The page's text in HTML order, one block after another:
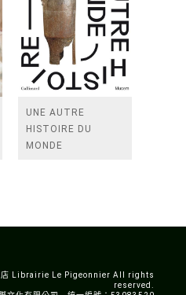
UNE AUTRE
HISTOIRE DU
MONDE
店 Librairie Le Pigeonnier All rights
reserved.